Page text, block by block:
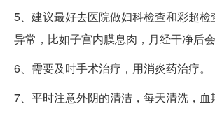
5、建议最好去医院做妇科检查和彩超
异常，比如子宫内膜息肉，月经干净后会
6、需要及时手术治疗，用消炎药治疗。
7、平时注意外阴的清洁，每天清洗，血